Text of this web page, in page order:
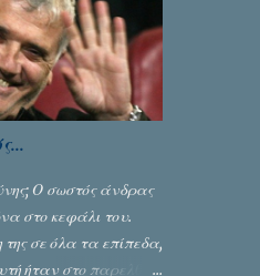
Ο σωστός άνδρας
στο κεφάλι του.
σε όλα τα επίπεδα,
ήταν στο παρελθόν